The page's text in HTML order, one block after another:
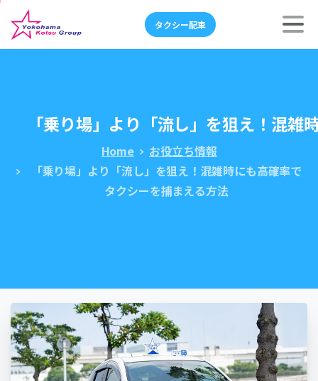
タクシー配車
「乗り場」より「流し」を狙え！混
Home
お役立ち情報
「乗り場」より「流し」を狙え！混雑時にも高確率で
タクシーを捕まえる方法